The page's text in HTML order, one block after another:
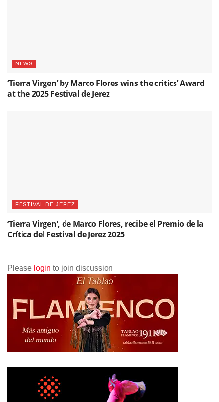
NEWS
‘Tierra Virgen’ by Marco Flores wins the critics’ Award
at the 2025 Festival de Jerez
FESTIVAL DE JEREZ
‘Tierra Virgen’, de Marco Flores, recibe el Premio de la
Crítica del Festival de Jerez 2025
Please login to join discussion